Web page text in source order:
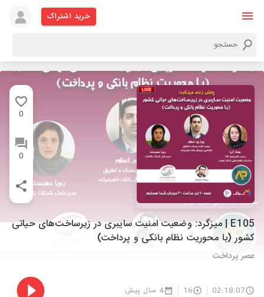
خرید اشتراک
0
0
E105 | میزگرد: وضعیت امنیت سایبری در زیرساخت‌های حیاتی
کشور (با محوریت نظام بانکی و پرداخت)
عصر پرداخت
02:18:07
16 4 سال پیش